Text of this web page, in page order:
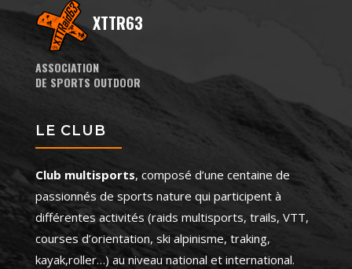
XTTR63
ASSOCIATION
DE SPORTS OUTDOOR
LE CLUB
Club multisports, composé d’une centaine de
passionnés de sports nature qui participent à
différentes activités (raids multisports, trails, VTT,
courses d’orientation, ski alpinisme, traking,
kayak,roller…) au niveau national et international.